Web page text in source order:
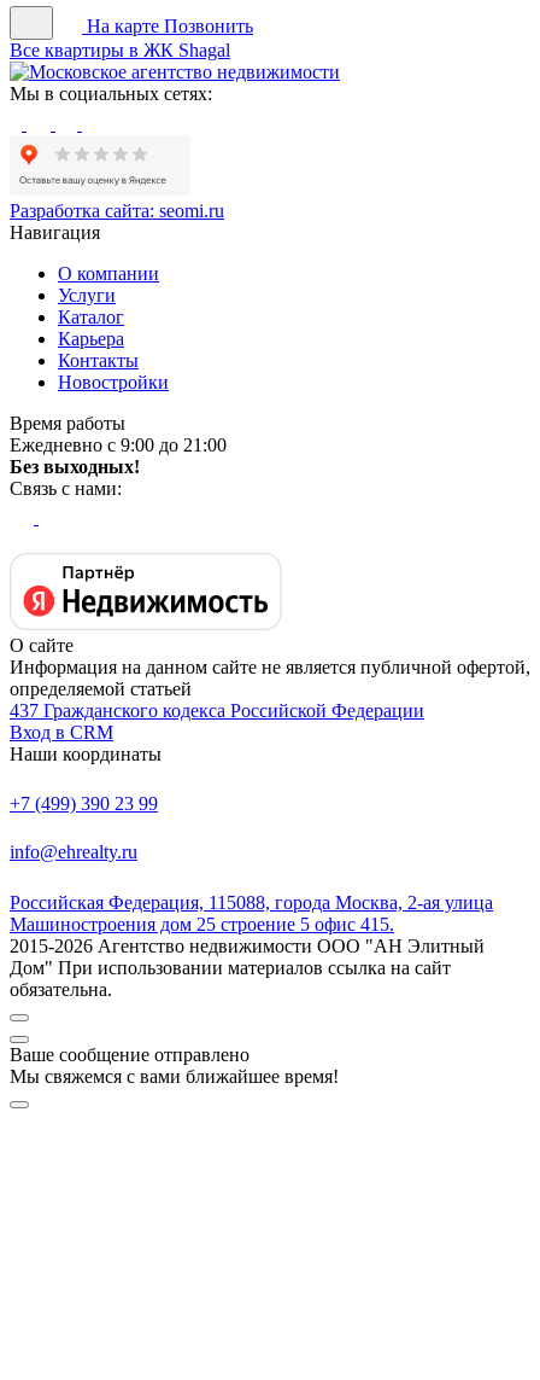
На карте Позвонить
Все квартиры в ЖК Shagal
Мы в социальных сетях:
Разработка сайта: seomi.ru
Навигация
О компании
Услуги
Каталог
Карьера
Контакты
Новостройки
Время работы
Ежедневно с 9:00 до 21:00
Без выходных!
Связь с нами:
О сайте
Информация на данном сайте не является публичной офертой,
определяемой статьей
437 Гражданского кодекса Российской Федерации
Вход в CRM
Наши координаты
+7 (499) 390 23 99
info@ehrealty.ru
Российская Федерация, 115088, города Москва, 2-ая улица
Машиностроения дом 25 строение 5 офис 415.
2015-2026 Агентство недвижимости ООО "АН Элитный
Дом" При использовании материалов ссылка на сайт
обязательна.
Ваше сообщение отправлено
Мы свяжемся с вами ближайшее время!